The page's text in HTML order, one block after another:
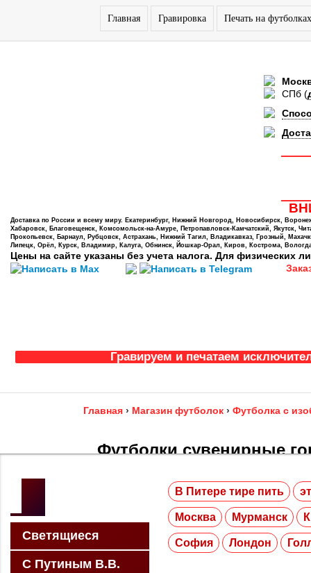
Главная Гравировка Печать на футболках
СПб (
Доставка по России и всему миру. Екатеринбург, Нижний Новгород, Новосибирск,
Хабаровск, Благовещенск, Комсомольск-на-Амуре, Петропавловск-Камчатский, Якутск,
Прокопьевск, Барнаул, Рубцовск, Астрахань, Нижний Тагил, Владикавказ, Грозный,
Липецк, Орёл, Курск, Владимир, Калуга, Обнинск, Йошкар-Орал, Киров, Кострома,
Цены на сайте указаны без учета налога. Для физических
Гравируем и печатаем
Главная › Магазин футболок › Футболка с
Футболки сувенирные
Футболки с Лондоном, Футболки Лондон,
shirts London, T-shirt I love London, майка
Выбери подходящий принт на футболке, или
рисунка! Доставка по Санкт-Петербургу, по
Светящиеся
С Путиным В.В.
В Питере тире пить
Москва Мурманск
София Лондон